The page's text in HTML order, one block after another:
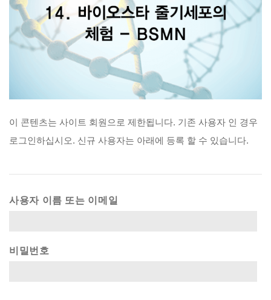
이 콘텐츠는 사이트 회원으로 제한됩니다. 기존 사용자 인 경우
로그인하십시오. 신규 사용자는 아래에 등록 할 수 있습니다.
사용자 이름 또는 이메일
비밀번호